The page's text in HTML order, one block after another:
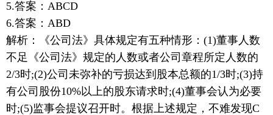
5.答案：ABCD
6.答案：ABD
解析：《公司法》具体规定有五种情形：(1)董事人数
不足《公司法》规定的人数或者公司章程所定人数的
2/3时;(2)公司未弥补的亏损达到股本总额的1/3时;(3)持
有公司股份10%以上的股东请求时;(4)董事会认为必要
时;(5)监事会提议召开时。根据上述规定，不难发现C